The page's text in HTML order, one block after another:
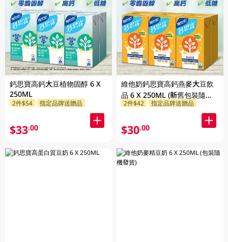
鈣思寶高鈣大豆植物固醇 6 X
250ML
2件$54 指定品牌送贈品
$33.00
維他奶鈣思寶高鈣燕麥大豆飲
品 6 X 250ML (新舊包裝隨機
發貨)
2件$42 指定品牌送贈品
$30.00